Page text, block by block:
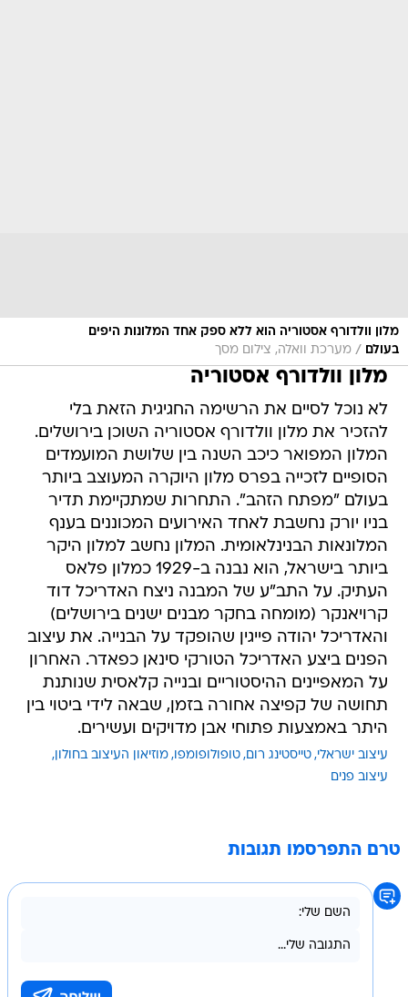
מלון וולדורף אסטוריה הוא ללא ספק אחד המלונות היפים
בעולם
/ מערכת וואלה, צילום מסך
מלון וולדורף אסטוריה
לא נוכל לסיים את הרשימה החגיגית הזאת בלי
להזכיר את מלון וולדורף אסטוריה השוכן בירושלים.
המלון המפואר כיכב השנה בין שלושת המועמדים
הסופיים לזכייה בפרס מלון היוקרה המעוצב ביותר
בעולם "מפתח הזהב". התחרות שמתקיימת תדיר
בניו יורק נחשבת לאחד האירועים המכוננים בענף
המלונאות הבנינלאומית. המלון נחשב למלון היקר
ביותר בישראל, הוא נבנה ב-1929 כמלון פלאס
העתיק. על התב"ע של המבנה ניצח האדריכל דוד
קרויאנקר (מומחה בחקר מבנים ישנים בירושלים)
והאדריכל יהודה פייגין שהופקד על הבנייה. את עיצוב
הפנים ביצע האדריכל הטורקי סינאן כפאדר. האחרון
על המאפיינים ההיסטוריים ובנייה קלאסית שנותנת
תחושה של קפיצה אחורה בזמן, שבאה לידי ביטוי בין
היתר באמצעות פתוחי אבן מדויקים ועשירים.
עיצוב ישראלי טייסטינג רום טופולופומפו מוזיאון העיצוב בחולון
עיצוב פנים
טרם התפרסמו תגובות